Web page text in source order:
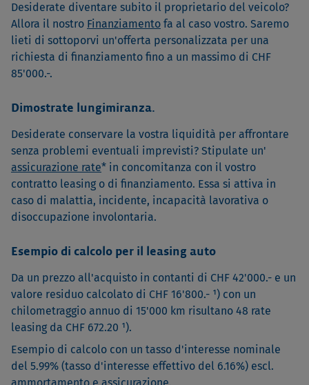
Desiderate diventare subito il proprietario del veicolo?
Allora il nostro Finanziamento fa al caso vostro. Saremo
lieti di sottoporvi un'offerta personalizzata per una
richiesta di finanziamento fino a un massimo di CHF
85'000.-.
Dimostrate lungimiranza.
Desiderate conservare la vostra liquidità per affrontare
senza problemi eventuali imprevisti? Stipulate un'
assicurazione rate* in concomitanza con il vostro
contratto leasing o di finanziamento. Essa si attiva in
caso di malattia, incidente, incapacità lavorativa o
disoccupazione involontaria.
Esempio di calcolo per il leasing auto
Da un prezzo all'acquisto in contanti di CHF 42'000.- e un
valore residuo calcolato di CHF 16'800.- ¹) con un
chilometraggio annuo di 15'000 km risultano 48 rate
leasing da CHF 672.20 ¹).
Esempio di calcolo con un tasso d'interesse nominale
del 5.99% (tasso d'interesse effettivo del 6.16%) escl.